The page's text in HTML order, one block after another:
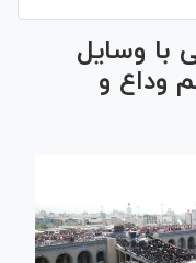
با وسایل
وداع و